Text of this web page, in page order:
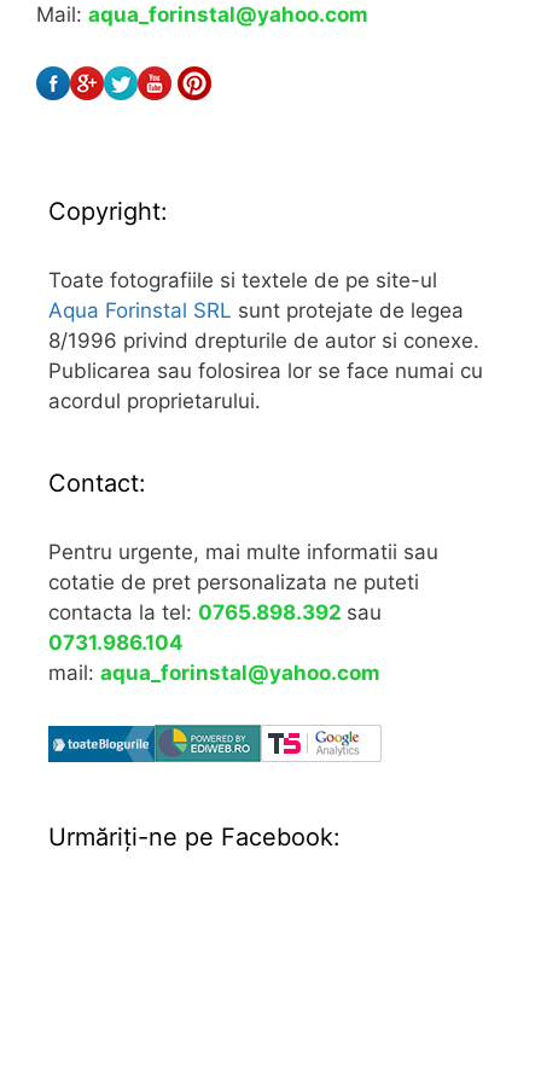
Mail: aqua_forinstal@yahoo.com
Copyright:
Toate fotografiile si textele de pe site-ul
Aqua Forinstal SRL sunt protejate de legea
8/1996 privind drepturile de autor si conexe.
Publicarea sau folosirea lor se face numai cu
acordul proprietarului.
Contact:
Pentru urgente, mai multe informatii sau
cotatie de pret personalizata ne puteti
contacta la tel: 0765.898.392 sau
0731.986.104
mail: aqua_forinstal@yahoo.com
Urmăriţi-ne pe Facebook: